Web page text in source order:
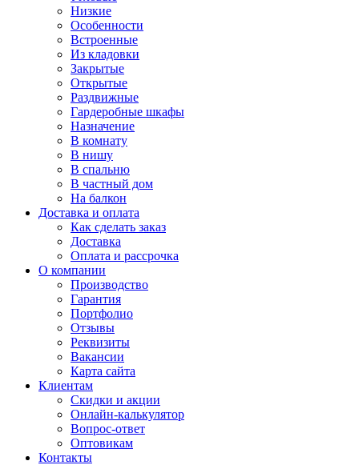
Низкие
Особенности
Встроенные
Из кладовки
Закрытые
Открытые
Раздвижные
Гардеробные шкафы
Назначение
В комнату
В нишу
В спальню
В частный дом
На балкон
Доставка и оплата
Как сделать заказ
Доставка
Оплата и рассрочка
О компании
Производство
Гарантия
Портфолио
Отзывы
Реквизиты
Вакансии
Карта сайта
Клиентам
Скидки и акции
Онлайн-калькулятор
Вопрос-ответ
Оптовикам
Контакты